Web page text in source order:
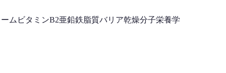
ム ビタミンB2亜鉛鉄 脂質バリア乾燥分子栄養学